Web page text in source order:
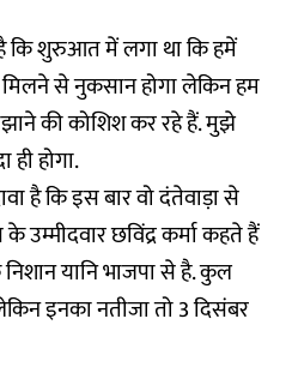
है कि शुरुआत में लगा था कि हमें
मिलने से नुकसान होगा लेकिन हम
की कोशिश कर रहे हैं. मुझे
होगा.
है कि इस बार वो दंतेवाड़ा से
उम्मीदवार छविंद्र कर्मा कहते हैं
यानि भाजपा से है. कुल
इनका नतीजा तो 3 दिसंबर